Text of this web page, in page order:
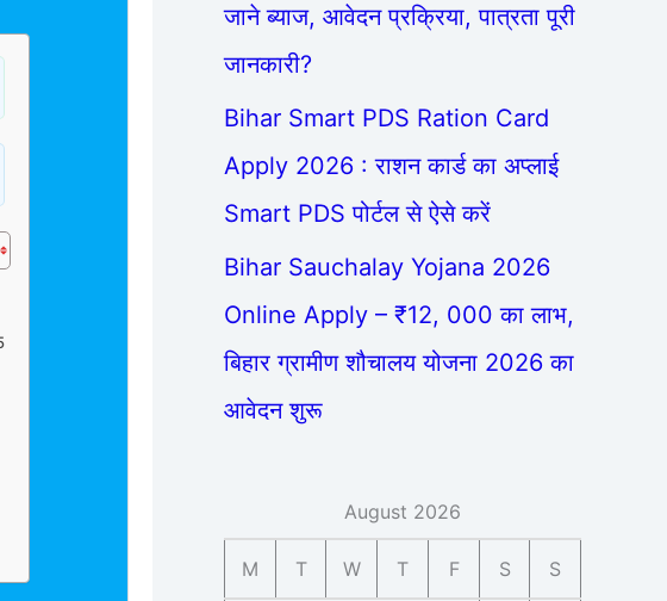
जाने ब्याज, आवेदन प्रक्रिया, पात्रता पूरी
जानकारी?
Bihar Smart PDS Ration Card
Apply 2026 : राशन कार्ड का अप्लाई
Smart PDS पोर्टल से ऐसे करें
Bihar Sauchalay Yojana 2026
Online Apply – ₹12, 000 का लाभ,
बिहार ग्रामीण शौचालय योजना 2026 का
आवेदन शुरू
August 2026
M T W T F S S